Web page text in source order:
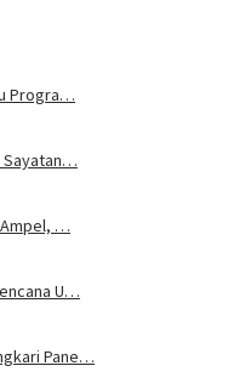
Progra…
Sayatan…
Ampel, …
U…
Pane…